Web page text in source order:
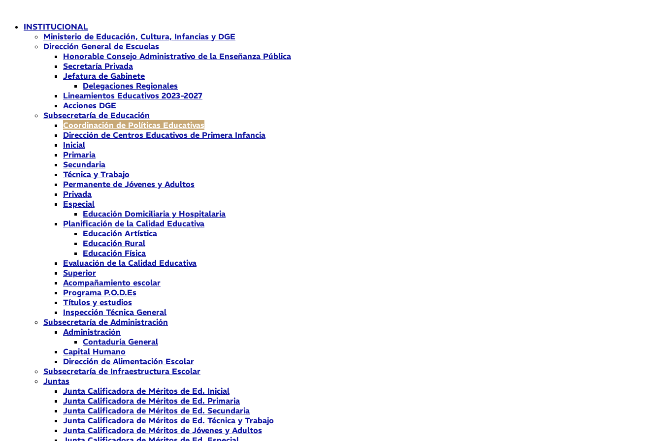
contenidoINSTITUCIONAL
Ministerio de Educación, Cultura, Infancias y DGE
Dirección General de Escuelas
Honorable Consejo Administrativo de la Enseñanza Pública
Secretaría Privada
Jefatura de Gabinete
Delegaciones Regionales
Lineamientos Educativos 2023-2027
Acciones DGE
Subsecretaría de Educación
Coordinación de Políticas Educativas
Dirección de Centros Educativos de Primera Infancia
Inicial
Primaria
Secundaria
Técnica y Trabajo
Permanente de Jóvenes y Adultos
Privada
Especial
Educación Domiciliaria y Hospitalaria
Planificación de la Calidad Educativa
Educación Artística
Educación Rural
Educación Física
Evaluación de la Calidad Educativa
Superior
Acompañamiento escolar
Programa P.O.D.Es
Títulos y estudios
Inspección Técnica General
Subsecretaría de Administración
Administración
Contaduría General
Capital Humano
Dirección de Alimentación Escolar
Subsecretaría de Infraestructura Escolar
Juntas
Junta Calificadora de Méritos de Ed. Inicial
Junta Calificadora de Méritos de Ed. Primaria
Junta Calificadora de Méritos de Ed. Secundaria
Junta Calificadora de Méritos de Ed. Técnica y Trabajo
Junta Calificadora de Méritos de Jóvenes y Adultos